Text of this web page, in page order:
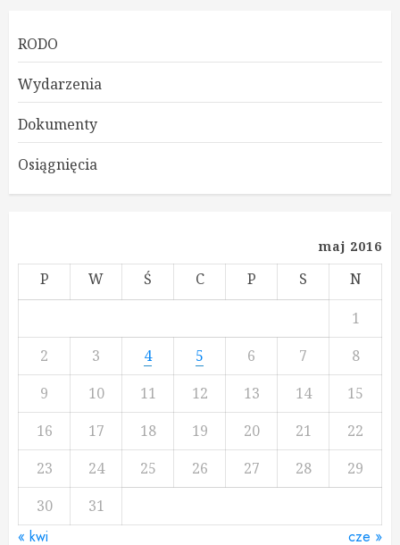
RODO
Wydarzenia
Dokumenty
Osiągnięcia
maj 2016
P W Ś C P S
N
1
2
3 4 5 6 7
8
9
10 11 12 13 14
15
16
17 18 19 20 21
22
23
24 25 26 27 28
29
30
31
« kwi cze »